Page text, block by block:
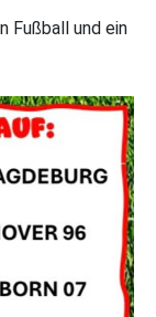
Fußball und ein